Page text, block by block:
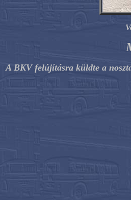
A BKV felújításra küldte a